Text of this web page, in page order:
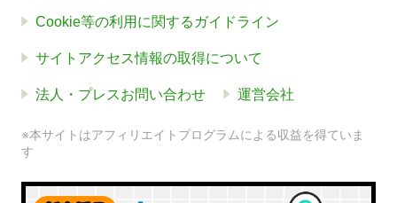
Cookie等の利用に関するガイドライン
サイトアクセス情報の取得について
法人・プレスお問い合わせ 運営会社
※本サイトはアフィリエイトプログラムによる収益を得ていま
す